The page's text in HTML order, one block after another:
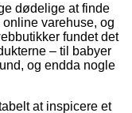
dødelige at finde
varehuse, og
fundet det
– til babyer
og endda nogle
at inspicere et